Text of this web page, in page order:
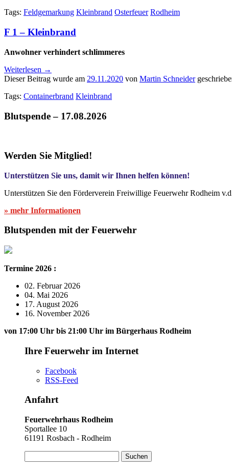
Tags: Feldgemarkung Kleinbrand Osterfeuer Rodheim
F 1 – Kleinbrand
Anwohner verhindert schlimmeres
Weiterlesen →
Dieser Beitrag wurde am 29.11.2020 von Martin Schneider
Tags: Containerbrand Kleinbrand
Blutspende – 17.08.2026
Werden Sie Mitglied!
Unterstützen Sie uns, damit wir Ihnen helfen können!
Unterstützen Sie den Förderverein Freiwillige Feuerwehr Rodheim
» mehr Informationen
Blutspenden mit der Feuerwehr
Termine 2026 :
02. Februar 2026
04. Mai 2026
17. August 2026
16. November 2026
von 17:00 Uhr bis 21:00 Uhr im Bürgerhaus Rodheim
Ihre Feuerwehr im Internet
Facebook
RSS-Feed
Anfahrt
Feuerwehrhaus Rodheim
Sportallee 10
61191 Rosbach - Rodheim
nach: